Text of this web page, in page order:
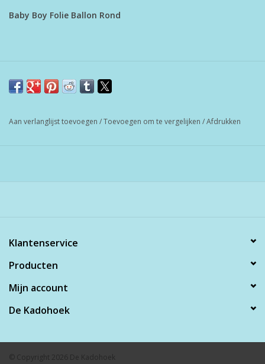
Baby Boy Folie Ballon Rond
Aan verlanglijst toevoegen /Toevoegen om te vergelijken /Afdrukken
Klantenservice
Producten
Mijn account
De Kadohoek
© Copyright 2026 De Kadohoek